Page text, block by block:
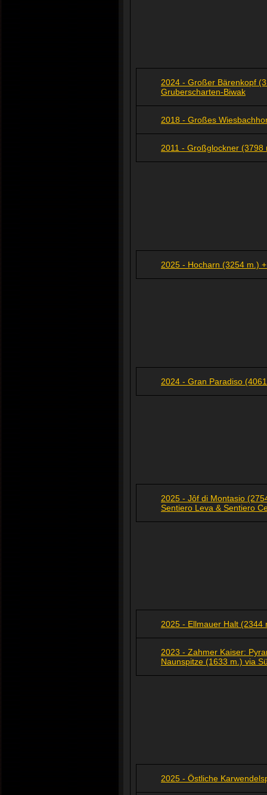
2024 - Großer Bärenkopf
Gruberscharten-Biwak
2018 - Großes
2011 - Großglockner (3798
2025 - Hocharn (3254 m.)
2024 - Gran Paradiso
2025 - Jôf di Montasio
Sentiero Leva & Sentiero
2025 - Ellmauer Halt
2023 - Zahmer Kaiser:
Naunspitze (1633 m.) via
2025 - Östliche